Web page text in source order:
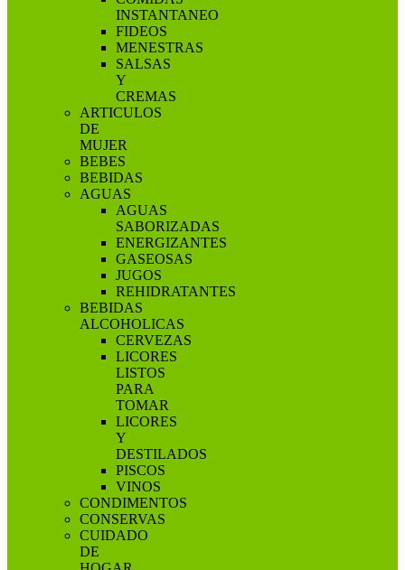
INSTANTANEO
FIDEOS
MENESTRAS
SALSAS
Y
CREMAS
ARTICULOS
DE
MUJER
BEBES
BEBIDAS
AGUAS
AGUAS
SABORIZADAS
ENERGIZANTES
GASEOSAS
JUGOS
REHIDRATANTES
BEBIDAS
ALCOHOLICAS
CERVEZAS
LICORES
LISTOS
PARA
TOMAR
LICORES
Y
DESTILADOS
PISCOS
VINOS
CONDIMENTOS
CONSERVAS
CUIDADO
DE